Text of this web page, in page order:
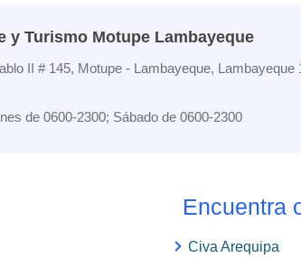
y Turismo Motupe Lambayeque
II # 145, Motupe - Lambayeque, Lambayeque
de 0600-2300; Sábado de 0600-2300
Encuentra
Civa Arequipa